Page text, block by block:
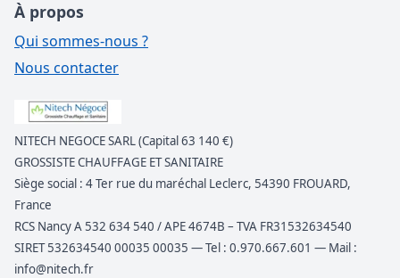
À propos
Qui sommes-nous ?
Nous contacter
NITECH NEGOCE SARL (Capital 63 140 €)
GROSSISTE CHAUFFAGE ET SANITAIRE
Siège social : 4 Ter rue du maréchal Leclerc, 54390 FROUARD,
France
RCS Nancy A 532 634 540 / APE 4674B – TVA FR31532634540
SIRET 532634540 00035 00035 — Tel : 0.970.667.601 — Mail :
info@nitech.fr